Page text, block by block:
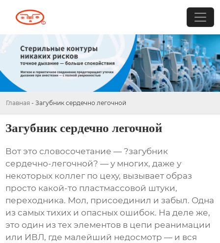
Главная - Загубник сердечно легочной
Загубник сердечно легочной
Вот это словосочетание — ?загубник
сердечно-легочной? — у многих, даже у
некоторых коллег по цеху, вызывает образ
просто какой-то пластмассовой штуки,
переходника. Мол, присоединил и забыл. Одна
из самых тихих и опасных ошибок. На деле же,
это один из тех элементов в цепи реанимации
или ИВЛ, где малейший недосмотр — и вся